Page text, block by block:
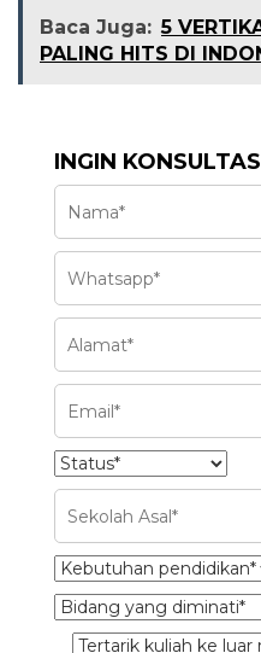
Baca Juga: 5
PALING HITS DI
INGIN